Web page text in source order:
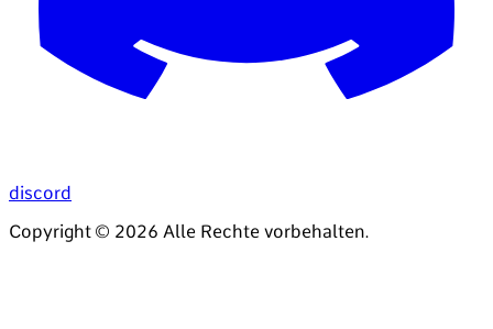
discord
Copyright © 2026 Alle Rechte vorbehalten.